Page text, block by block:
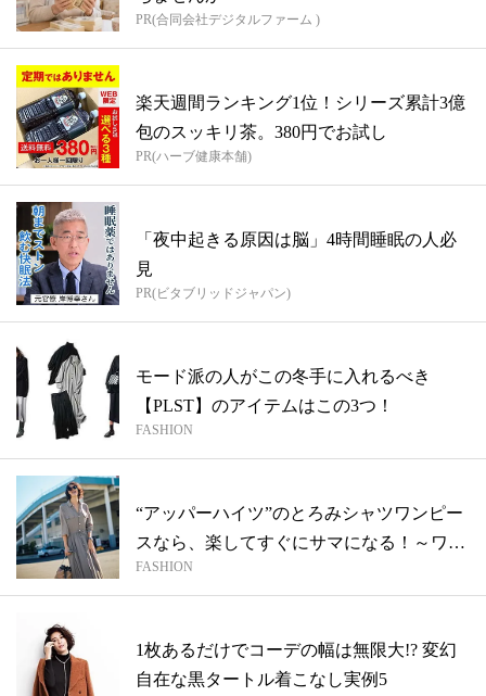
PR(合同会社デジタルファーム )
楽天週間ランキング1位！シリーズ累計3億
包のスッキリ茶。380円でお試し
PR(ハーブ健康本舗)
「夜中起きる原因は脳」4時間睡眠の人必
見
PR(ビタブリッドジャパン)
モード派の人がこの冬手に入れるべき
【PLST】のアイテムはこの3つ！
FASHION
“アッパーハイツ”のとろみシャツワンピー
スなら、楽してすぐにサマになる！～ワー
マ...
FASHION
1枚あるだけでコーデの幅は無限大!? 変幻
自在な黒タートル着こなし実例5